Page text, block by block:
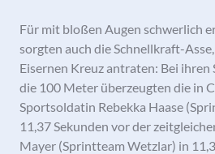
Für mit bloßen Augen schwerlich
sorgten auch die Schnellkraft-
Eisernen Kreuz antraten: Bei
die 100 Meter überzeugten die in
Sportsoldatin Rebekka Haase
11,37 Sekunden vor der
Mayer (Sprintteam Wetzlar) in